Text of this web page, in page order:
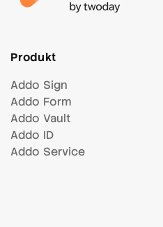
Produkt
Addo Sign
Addo Form
Addo Vault
Addo ID
Addo Service